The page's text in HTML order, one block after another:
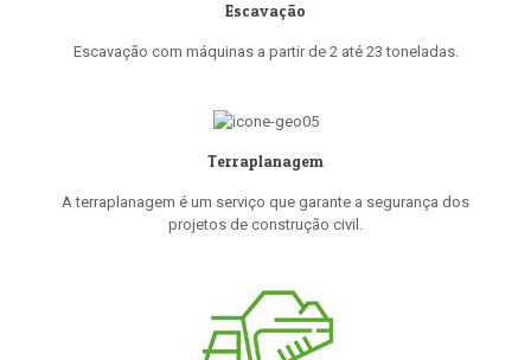
Escavação
Escavação com máquinas a partir de 2 até 23 toneladas.
Terraplanagem
A terraplanagem é um serviço que garante a segurança dos
projetos de construção civil.